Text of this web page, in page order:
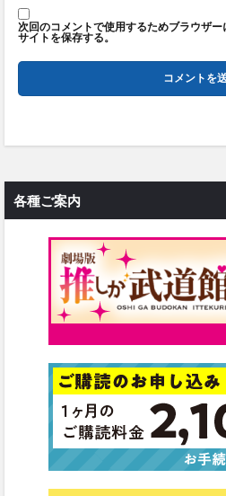
次回のコメントで使用するためブラウザー
サイトを保存する。
各種ご案内